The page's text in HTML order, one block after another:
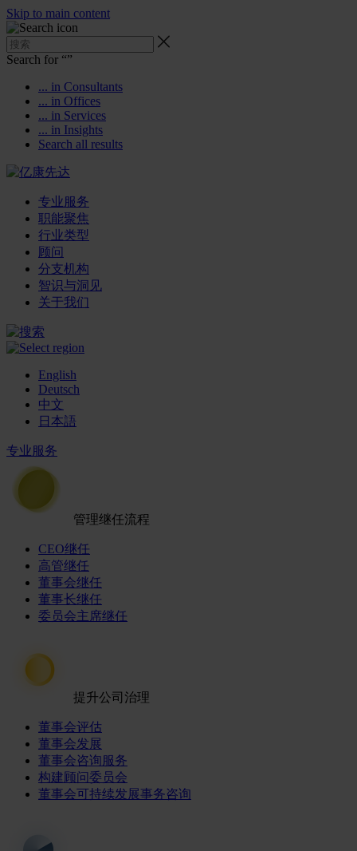
Skip to main content
Search for “”
... in Consultants
... in Offices
... in Services
... in Insights
Search all results
专业服务
职能聚焦
行业类型
顾问
分支机构
智识与洞见
关于我们
English
Deutsch
中文
日本語
专业服务
管理继任流程
CEO继任
高管继任
董事会继任
董事长继任
委员会主席继任
提升公司治理
董事会评估
董事会发展
董事会咨询服务
构建顾问委员会
董事会可持续发展事务咨询